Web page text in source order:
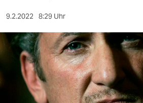
nord
wahrheit
verlag
9.2.2022 8:29 Uhr